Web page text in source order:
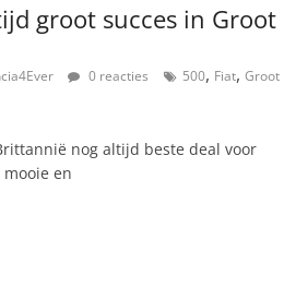
groot succes in Groot
0 reacties 500, Fiat, Groot
nog altijd beste deal voor
en